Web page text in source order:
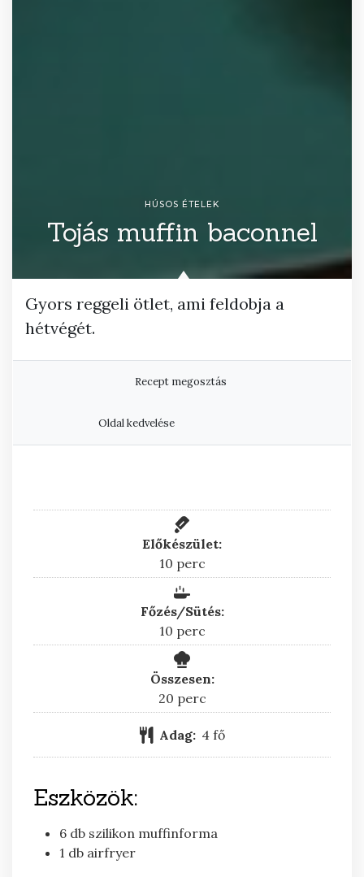
HÚSOS ÉTELEK
Tojás muffin baconnel
Gyors reggeli ötlet, ami feldobja a
hétvégét.
Recept megosztás
Oldal kedvelése
Előkészület:
10perc
perc
Főzés/Sütés:
10perc
perc
Összesen:
20perc
perc
Adag: 4 fő
Eszközök:
6 db szilikon muffinforma
1 db airfryer